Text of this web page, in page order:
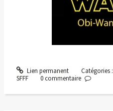
Lien permanent Catégories :
SFFF
0commentaire